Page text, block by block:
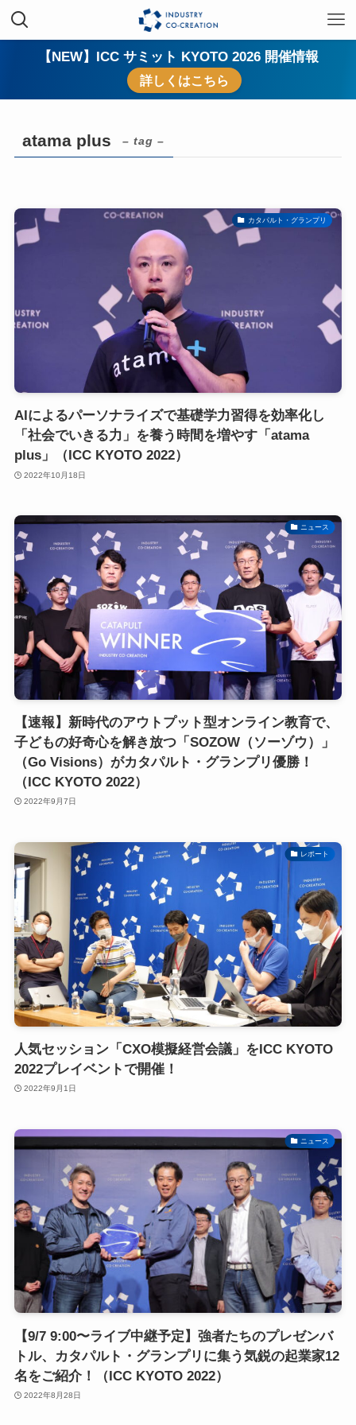
【NEW】ICC サミット KYOTO 2026 開催情報
詳しくはこちら
atama plus – tag –
カタパルト・グランプリ
AIによるパーソナライズで基礎学力習得を効率化し
「社会でいきる力」を養う時間を増やす「atama
plus」（ICC KYOTO 2022）
2022年10月18日
ニュース
【速報】新時代のアウトプット型オンライン教育で、
子どもの好奇心を解き放つ「SOZOW（ソーゾウ）」
（Go Visions）がカタパルト・グランプリ優勝！
（ICC KYOTO 2022）
2022年9月7日
レポート
人気セッション「CXO模擬経営会議」をICC KYOTO
2022プレイベントで開催！
2022年9月1日
ニュース
【9/7 9:00〜ライブ中継予定】強者たちのプレゼンバ
トル、カタパルト・グランプリに集う気鋭の起業家12
名をご紹介！（ICC KYOTO 2022）
2022年8月28日